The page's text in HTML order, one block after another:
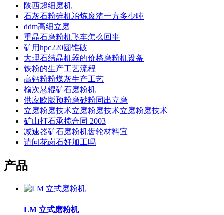
陕西超细磨机
石灰石粉碎机冶炼废渣一方多少吨
ddm高细立磨
重晶石磨粉机飞车怎么回事
矿用hpc220圆锥破
大理石结晶机器的价格磨粉机设备
铁粉的生产工艺流程
高钙粉粉煤灰生产工艺
榆次悬辊矿石磨粉机
供应欧版预粉磨砂粉同出立磨
立磨粉磨技术立磨粉磨技术立磨粉磨技术
矿山打石承揽合同 2003
减速器矿石磨粉机齿轮材料宜
请问花岗石好加工吗
产品
LM 立式磨粉机